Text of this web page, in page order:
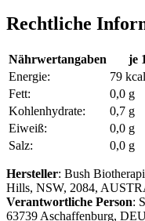
Rechtliche
Nährwertangaben
je
Energie:
79
Fett:
0,0 g
Kohlenhydrate:
0,7 g
Eiweiß:
0,0 g
Salz:
0,0 g
Hersteller: Bush
Hills, NSW, 2084,
Verantwortliche Person:
63739 Aschaffenburg,